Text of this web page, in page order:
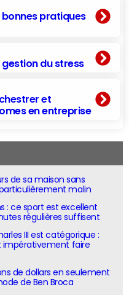
bonnes pratiques
du stress
et
en entreprise
de sa maison sans
malin
: ce sport est excellent
régulières suffisent
III est catégorique :
impérativement faire
de dollars en seulement
de Ben Broca